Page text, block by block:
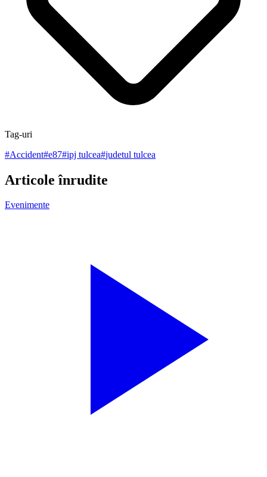
Tag-uri
#Accident#e87#ipj tulcea#judetul tulcea
Articole înrudite
Evenimente